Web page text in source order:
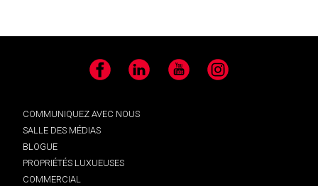
Facebook LinkedIn YouTube Instagram
COMMUNIQUEZ AVEC NOUS
SALLE DES MÉDIAS
BLOGUE
PROPRIÉTÉS LUXUEUSES
COMMERCIAL